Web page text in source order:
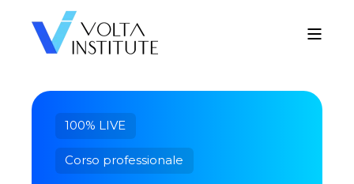
100% LIVE
Corso professionale